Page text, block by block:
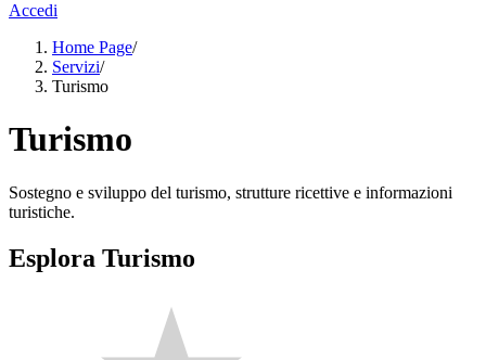
Accedi
Home Page/
Servizi/
Turismo
Turismo
Sostegno e sviluppo del turismo, strutture ricettive e informazioni
turistiche.
Esplora Turismo